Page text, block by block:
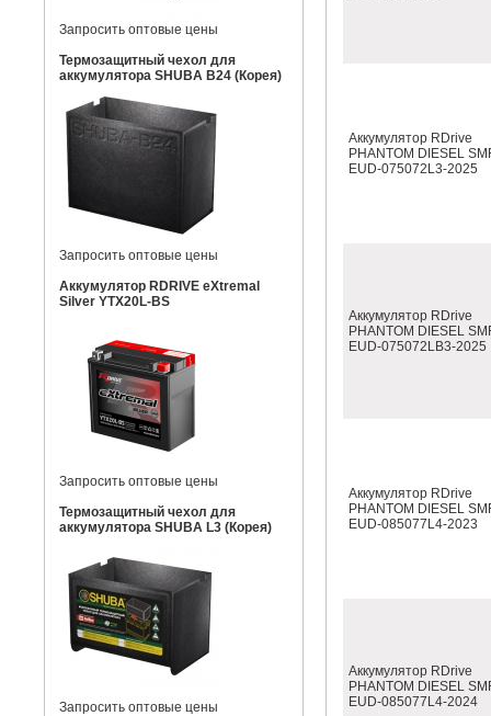
Запросить оптовые цены
Термозащитный чехол для
аккумулятора SHUBA B24 (Корея)
Запросить оптовые цены
Аккумулятор RDRIVE eXtremal
Silver YTX20L-BS
Запросить оптовые цены
Термозащитный чехол для
аккумулятора SHUBA L3 (Корея)
Запросить оптовые цены
Аккумулятор RDrive
PHANTOM DIESEL
EUD-075072L3-2025
Аккумулятор RDrive
PHANTOM DIESEL
EUD-075072LB3-2025
Аккумулятор RDrive
PHANTOM DIESEL
EUD-085077L4-2023
Аккумулятор RDrive
PHANTOM DIESEL
EUD-085077L4-2024